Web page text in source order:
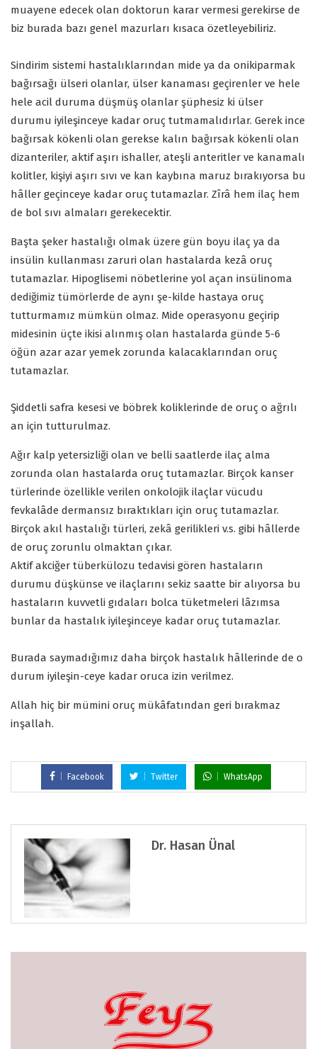
muayene edecek olan doktorun karar vermesi gerekirse de
biz burada bazı genel mazurları kısaca özetleyebiliriz.
Sindirim sistemi hastalıklarından mide ya da onikiparmak
bağırsağı ülseri olanlar, ülser kanaması geçirenler ve hele
hele acil duruma düşmüş olanlar şüphesiz ki ülser
durumu iyileşinceye kadar oruç tutmamalıdırlar. Gerek ince
bağırsak kökenli olan gerekse kalın bağırsak kökenli olan
dizanteriler, aktif aşırı ishaller, ateşli anteritler ve kanamalı
kolitler, kişiyi aşırı sıvı ve kan kaybına maruz bırakıyorsa bu
hâller geçinceye kadar oruç tutamazlar. Zîrâ hem ilaç hem
de bol sıvı almaları gerekecektir.
Başta şeker hastalığı olmak üzere gün boyu ilaç ya da
insülin kullanması zaruri olan hastalarda kezâ oruç
tutamazlar. Hipoglisemi nöbetlerine yol açan insülinoma
dediğimiz tümörlerde de aynı şe-kilde hastaya oruç
tutturmamız mümkün olmaz. Mide operasyonu geçirip
midesinin üçte ikisi alınmış olan hastalarda günde 5-6
öğün azar azar yemek zorunda kalacaklarından oruç
tutamazlar.
Şiddetli safra kesesi ve böbrek koliklerinde de oruç o ağrılı
an için tutturulmaz.
Ağır kalp yetersizliği olan ve belli saatlerde ilaç alma
zorunda olan hastalarda oruç tutamazlar. Birçok kanser
türlerinde özellikle verilen onkolojik ilaçlar vücudu
fevkalâde dermansız bıraktıkları için oruç tutamazlar.
Birçok akıl hastalığı türleri, zekâ gerilikleri v.s. gibi hâllerde
de oruç zorunlu olmaktan çıkar.
Aktif akciğer tüberkülozu tedavisi gören hastaların
durumu düşkünse ve ilaçlarını sekiz saatte bir alıyorsa bu
hastaların kuvvetli gıdaları bolca tüketmeleri lâzımsa
bunlar da hastalık iyileşinceye kadar oruç tutamazlar.
Burada saymadığımız daha birçok hastalık hâllerinde de o
durum iyileşin-ceye kadar oruca izin verilmez.
Allah hiç bir mümini oruç mükâfatından geri bırakmaz
inşallah.
Facebook Twitter WhatsApp
Dr. Hasan Ünal